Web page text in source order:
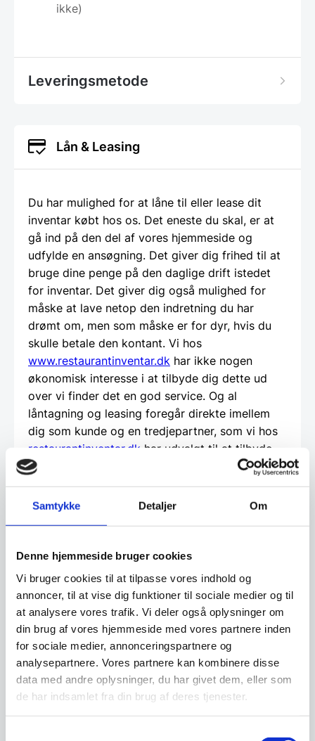
Samtykke Detaljer Om
Denne hjemmeside bruger cookies
Vi bruger cookies til at tilpasse vores indhold og
annoncer, til at vise dig funktioner til sociale medier og til
at analysere vores trafik. Vi deler også oplysninger om
din brug af vores hjemmeside med vores partnere inden
for sociale medier, annonceringspartnere og
analysepartnere. Vores partnere kan kombinere disse
data med andre oplysninger, du har givet dem, eller som
de har indsamlet fra din brug af deres tjenester.
ikke)
Leveringsmetode
Lån & Leasing
Du har mulighed for at låne til eller lease dit
inventar købt hos os. Det eneste du skal, er at
gå ind på den del af vores hjemmeside og
udfylde en ansøgning. Det giver dig frihed til at
bruge dine penge på den daglige drift istedet
for inventar. Det giver dig også mulighed for
måske at lave netop den indretning du har
drømt om, men som måske er for dyr, hvis du
skulle betale den kontant. Vi hos
www.restaurantinventar.dk har ikke nogen
økonomisk interesse i at tilbyde dig dette ud
over vi finder det en god service. Og al
låntagning og leasing foregår direkte imellem
dig som kunde og en tredjepartner, som vi hos
restaurantinventar.dk har udvalgt til at tilbyde
denne service.
Beregn og ansøg her
Relaterede varer